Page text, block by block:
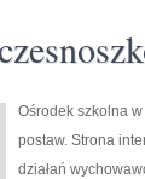
Ośrodek szkolna
postaw. Strona
działań